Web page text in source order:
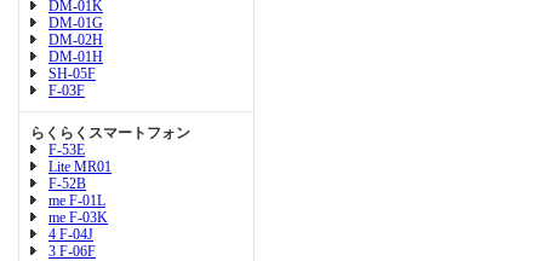
DM-01K
DM-01G
DM-02H
DM-01H
SH-05F
F-03F
らくらくスマートフォン
F-53E
Lite MR01
F-52B
me F-01L
me F-03K
4 F-04J
3 F-06F